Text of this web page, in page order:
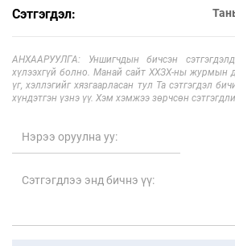
Сэтгэгдэл:
АНХААРУУЛГА: Уншигчдын бичсэн сэтгэгдэлд
хүлээхгүй болно. Манай сайт ХХЗХ-ны журмын
үг, хэллэгийг хязгаарласан тул Та сэтгэгдэл
хүндэтгэн үзнэ үү. Хэм хэмжээ зөрчсөн